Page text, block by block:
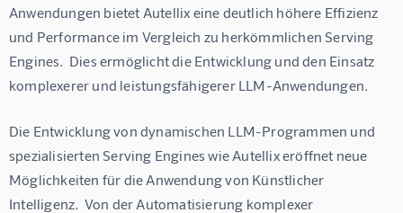
Anwendungen bietet Autellix eine deutlich höhere Effizienz
und Performance im Vergleich zu herkömmlichen Serving
Engines.  Dies ermöglicht die Entwicklung und den Einsatz
komplexerer und leistungsfähigerer LLM-Anwendungen.
Die Entwicklung von dynamischen LLM-Programmen und
spezialisierten Serving Engines wie Autellix eröffnet neue
Möglichkeiten für die Anwendung von Künstlicher
Intelligenz.  Von der Automatisierung komplexer